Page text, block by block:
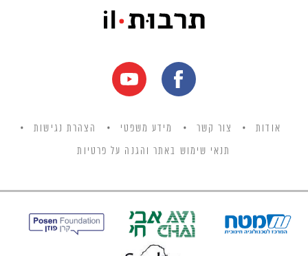
אודות צור קשר מידע משפטי הצהרת נגישות
תנאי שימוש באתר והגנה על פרטיות